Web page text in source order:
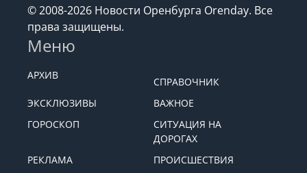
© 2008-2026 Новости Оренбурга Orenday. Все
права защищены.
Меню
АРХИВ
СПРАВОЧНИК
ЭКСКЛЮЗИВЫ
ВАЖНОЕ
ГОРОСКОП
СИТУАЦИЯ НА
ДОРОГАХ
РЕКЛАМА
ПРОИСШЕСТВИЯ